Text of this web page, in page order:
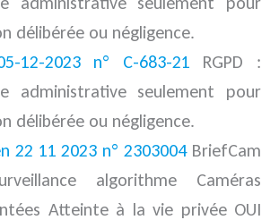
délibérée ou négligence.
12-2023 n° C-683-21 RGPD :
administrative seulement pour
délibérée ou négligence.
22 11 2023 n° 2303004BriefCam
algorithme Caméras
Atteinte à la vie privée OUI